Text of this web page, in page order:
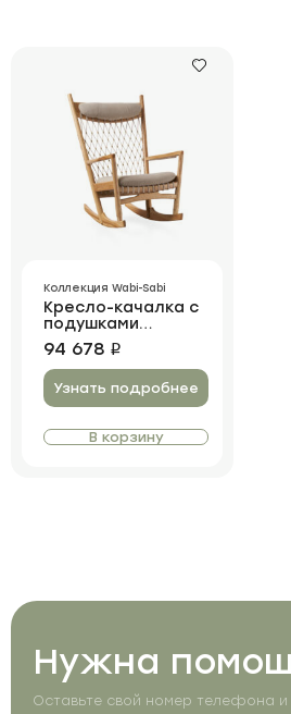
Кресло-качалка с
подушками
Possession
Weaving
Коллекция Wabi-Sabi
94 678 i
Узнать подробнее
В корзину
Нужна
Оставьте свой номер телефона